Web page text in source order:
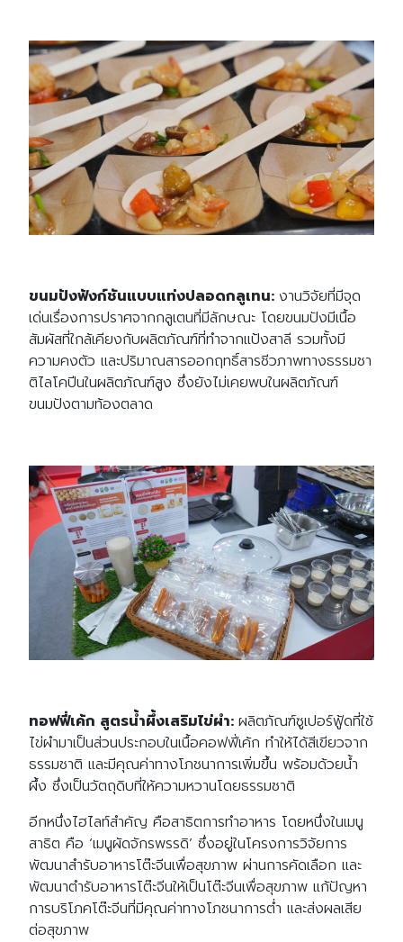
ขนมปังฟังก์ชันแบบแท่งปลอดกลูเทน: งานวิจัยที่มีจุด
เด่นเรื่องการปราศจากกลูเตนที่มีลักษณะ โดยขนมปังมีเนื้อ
สัมผัสที่ใกล้เคียงกับผลิตภัณฑ์ที่ทำจากแป้งสาลี รวมทั้งมี
ความคงตัว และปริมาณสารออกฤทธิ์สารชีวภาพทางธรรมชา
ติไลโคปีนในผลิตภัณฑ์สูง ซึ่งยังไม่เคยพบในผลิตภัณฑ์
ขนมปังตามท้องตลาด
ทอฟฟี่เค้ก สูตรน้ำผึ้งเสริมไข่ผำ: ผลิตภัณฑ์ซูเปอร์ฟู้ดที่ใช้
ไข่ผำมาเป็นส่วนประกอบในเนื้อคอฟฟี่เค้ก ทำให้ได้สีเขียวจาก
ธรรมชาติ และมีคุณค่าทางโภชนาการเพิ่มขึ้น พร้อมด้วยน้ำ
ผึ้ง ซึ่งเป็นวัตถุดิบที่ให้ความหวานโดยธรรมชาติ
อีกหนึ่งไฮไลท์สำคัญ คือสาธิตการทำอาหาร โดยหนึ่งในเมนู
สาธิต คือ ‘เมนูผัดจักรพรรดิ’ ซึ่งอยู่ในโครงการวิจัยการ
พัฒนาสำรับอาหารโต๊ะจีนเพื่อสุขภาพ ผ่านการคัดเลือก และ
พัฒนาตำรับอาหารโต๊ะจีนให้เป็นโต๊ะจีนเพื่อสุขภาพ แก้ปัญหา
การบริโภคโต๊ะจีนที่มีคุณค่าทางโภชนาการต่ำ และส่งผลเสีย
ต่อสุขภาพ